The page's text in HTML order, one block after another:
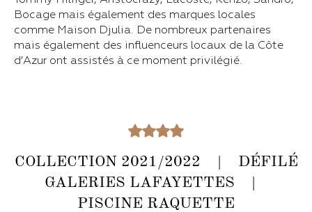
Bocage mais également des marques locales
comme Maison Djulia. De nombreux partenaires
mais également des influenceurs locaux de la Côte
d’Azur ont assistés à ce moment privilégié.
COLLECTION 2021/2022 | DÉFILÉ
GALERIES LAFAYETTES |
PISCINE RAQUETTE